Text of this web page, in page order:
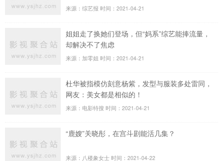
来源：综艺报 时间：2021-04-21
姐姐走了换她们登场，但“妈系”综艺能捧流量，
却解决不了焦虑
来源：加零姐 时间：2021-04-21
杜华被指模仿刻意杨紫，发型与服装多处雷同，
网友：美女都是相似的！
来源：电影特搜 时间：2021-04-21
“鹿嫂”关晓彤，在宫斗剧能活几集？
来源：八楼象女士 时间：2021-04-22